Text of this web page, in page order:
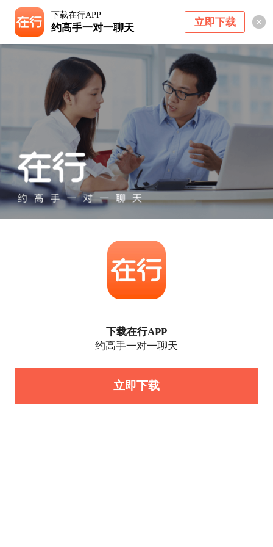
下载在行APP
约高手一对一聊天 立即下载
下载在行APP
约高手一对一聊天
立即下载